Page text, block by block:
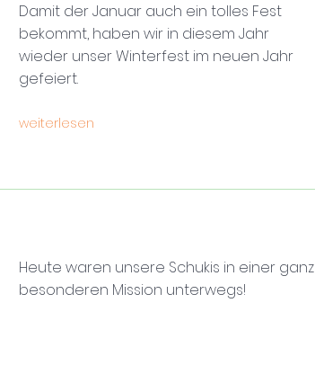
Damit der Januar auch ein tolles Fest
bekommt, haben wir in diesem Jahr
wieder unser Winterfest im neuen Jahr
gefeiert.
weiterlesen
Heute waren unsere Schukis in einer ganz
besonderen Mission unterwegs!